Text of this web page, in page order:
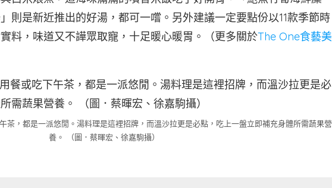
則是新近推出的好湯，都可一嚐。另外建議一定要點份以11款季節時
料，味道又不譁眾取寵，十足暖心暖胃。（更多關於The One食藝美
茶，都是一派悠閒。湯料理是這裡招牌，而溫沙拉更是必點，吃上一盤立即補充身體所需蔬果營
養。 （圖．蔡暉宏、徐嘉駒攝）